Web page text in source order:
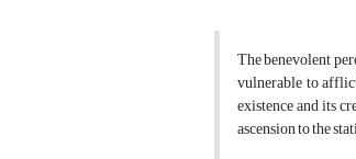
The benevolent
vulnerable to
existence and its
ascension to the